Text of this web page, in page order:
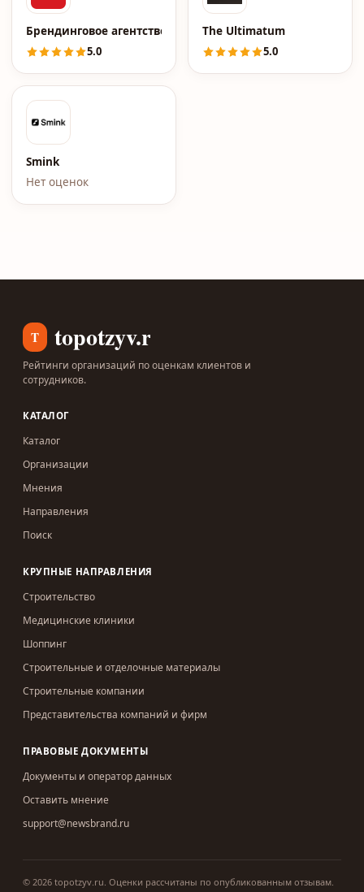
Брендинговое агентство Getbrand
5.0
The Ultimatum
5.0
Smink
Нет оценок
T topotzyv.ru
Рейтинги организаций по оценкам клиентов и
сотрудников.
КАТАЛОГ
Каталог
Организации
Мнения
Направления
Поиск
КРУПНЫЕ НАПРАВЛЕНИЯ
Строительство
Медицинские клиники
Шоппинг
Строительные и отделочные материалы
Строительные компании
Представительства компаний и фирм
ПРАВОВЫЕ ДОКУМЕНТЫ
Документы и оператор данных
Оставить мнение
support@newsbrand.ru
© 2026 topotzyv.ru. Оценки рассчитаны по опубликованным отзывам.